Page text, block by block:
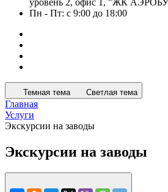
уровень 2, офис 1, "ЖК
Пн - Пт: с 9:00 до 18:00
Темная тема Светлая тема
Главная
Услуги
Экскурсии на заводы
Экскурсии на заводы